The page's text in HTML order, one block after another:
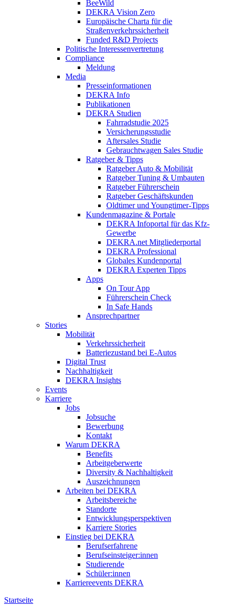
BeeWild
DEKRA Vision Zero
Europäische Charta für die
Straßenverkehrssicherheit
Funded R&D Projects
Politische Interessenvertretung
Compliance
Meldung
Media
Presseinformationen
DEKRA Info
Publikationen
DEKRA Studien
Fahrradstudie 2025
Versicherungsstudie
Aftersales Studie
Gebrauchtwagen Sales Studie
Ratgeber & Tipps
Ratgeber Auto & Mobilität
Ratgeber Tuning & Umbauten
Ratgeber Führerschein
Ratgeber Geschäftskunden
Oldtimer und Youngtimer-Tipps
Kundenmagazine & Portale
DEKRA Infoportal für das Kfz-
Gewerbe
DEKRA.net Mitgliederportal
DEKRA Professional
Globales Kundenportal
DEKRA Experten Tipps
Apps
On Tour App
Führerschein Check
In Safe Hands
Ansprechpartner
Stories
Mobilität
Verkehrssicherheit
Batteriezustand bei E-Autos
Digital Trust
Nachhaltigkeit
DEKRA Insights
Events
Karriere
Jobs
Jobsuche
Bewerbung
Kontakt
Warum DEKRA
Benefits
Arbeitgeberwerte
Diversity & Nachhaltigkeit
Auszeichnungen
Arbeiten bei DEKRA
Arbeitsbereiche
Standorte
Entwicklungsperspektiven
Karriere Stories
Einstieg bei DEKRA
Berufserfahrene
Berufseinsteiger:innen
Studierende
Schüler:innen
Karriereevents DEKRA
Startseite